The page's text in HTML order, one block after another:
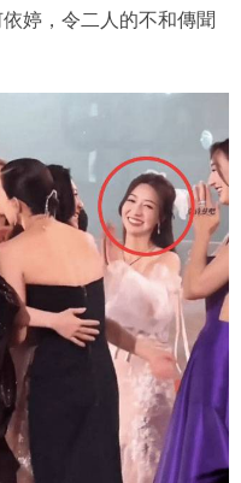
婷，令二人的不和傳聞